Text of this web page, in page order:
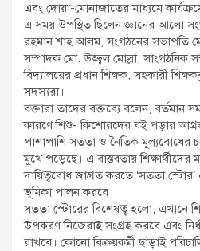
এবং দোয়া-মোনাজাতের মাধ্যমে
এ সময় উপস্থিত ছিলেন জ্ঞানের আলো
রহমান শাহ আলম, সংগঠনের সভাপতি
সম্পাদক মো. উজ্জ্বল মোল্লা,
বিদ্যালয়ের প্রধান শিক্ষক, সহকারী
সদস্যরা।
বক্তারা তাদের বক্তব্যে বলেন, বর্তমান
কারণে শিশু- কিশোরদের বই পড়ার আগ্রহ
পাশাপাশি সততা ও নৈতিক মূল্যবোধের
মুখে পড়েছে। এ বাস্তবতায় শিক্ষার্থীদের
দায়িত্ববোধ জাগ্রত করতে ‘সততা স্টোর’
ভূমিকা পালন করবে।
সততা স্টোরের বিশেষত্ব হলো, এখানে
উপকরণ নিজেরাই সংগ্রহ করবে এবং
রাখবে। কোনো বিক্রয়কর্মী ছাড়াই